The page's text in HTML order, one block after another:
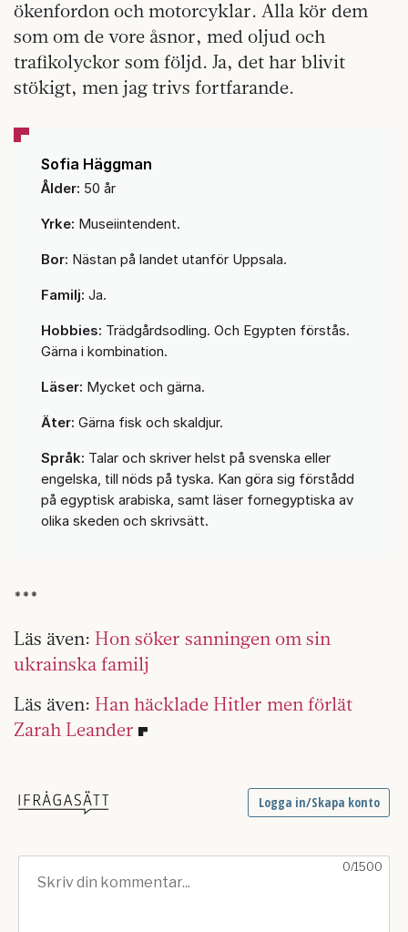
ökenfordon och motorcyklar. Alla kör dem
som om de vore åsnor, med oljud och
trafikolyckor som följd. Ja, det har blivit
stökigt, men jag trivs fortfarande.
Sofia Häggman
Ålder: 50 år
Yrke: Museiintendent.
Bor: Nästan på landet utanför Uppsala.
Familj: Ja.
Hobbies: Trädgårdsodling. Och Egypten förstås.
Gärna i kombination.
Läser: Mycket och gärna.
Äter: Gärna fisk och skaldjur.
Språk: Talar och skriver helst på svenska eller
engelska, till nöds på tyska. Kan göra sig förstådd
på egyptisk arabiska, samt läser fornegyptiska av
olika skeden och skrivsätt.
***
Läs även: Hon söker sanningen om sin
ukrainska familj
Läs även: Han häcklade Hitler men förlät
Zarah Leander